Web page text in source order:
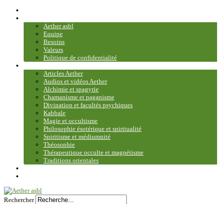
Aether asbl
Equipe
Besoins
Valeurs
Politique de confidentialité
Articles Aether
Audios et vidéos Aether
Alchimie et spagyrie
Chamanisme et paganisme
Divination et facultés psychiques
Kabbale
Magie et occultisme
Philosophie ésotérique et spiritualité
Spiritisme et médiumnité
Théosophie
Thérapeutique occulte et magnétisme
Traditions orientales
Rechercher